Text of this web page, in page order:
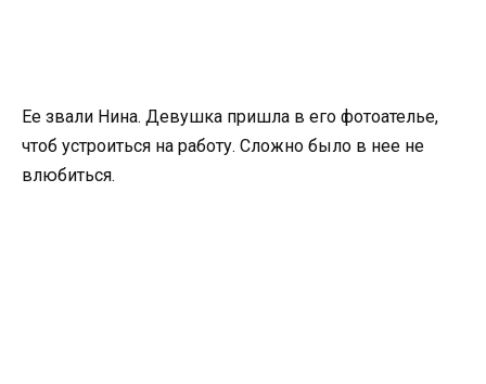
Ее звали Нина. Девушка пришла в его фотоателье,
чтоб устроиться на работу. Сложно было в нее не
влюбиться.